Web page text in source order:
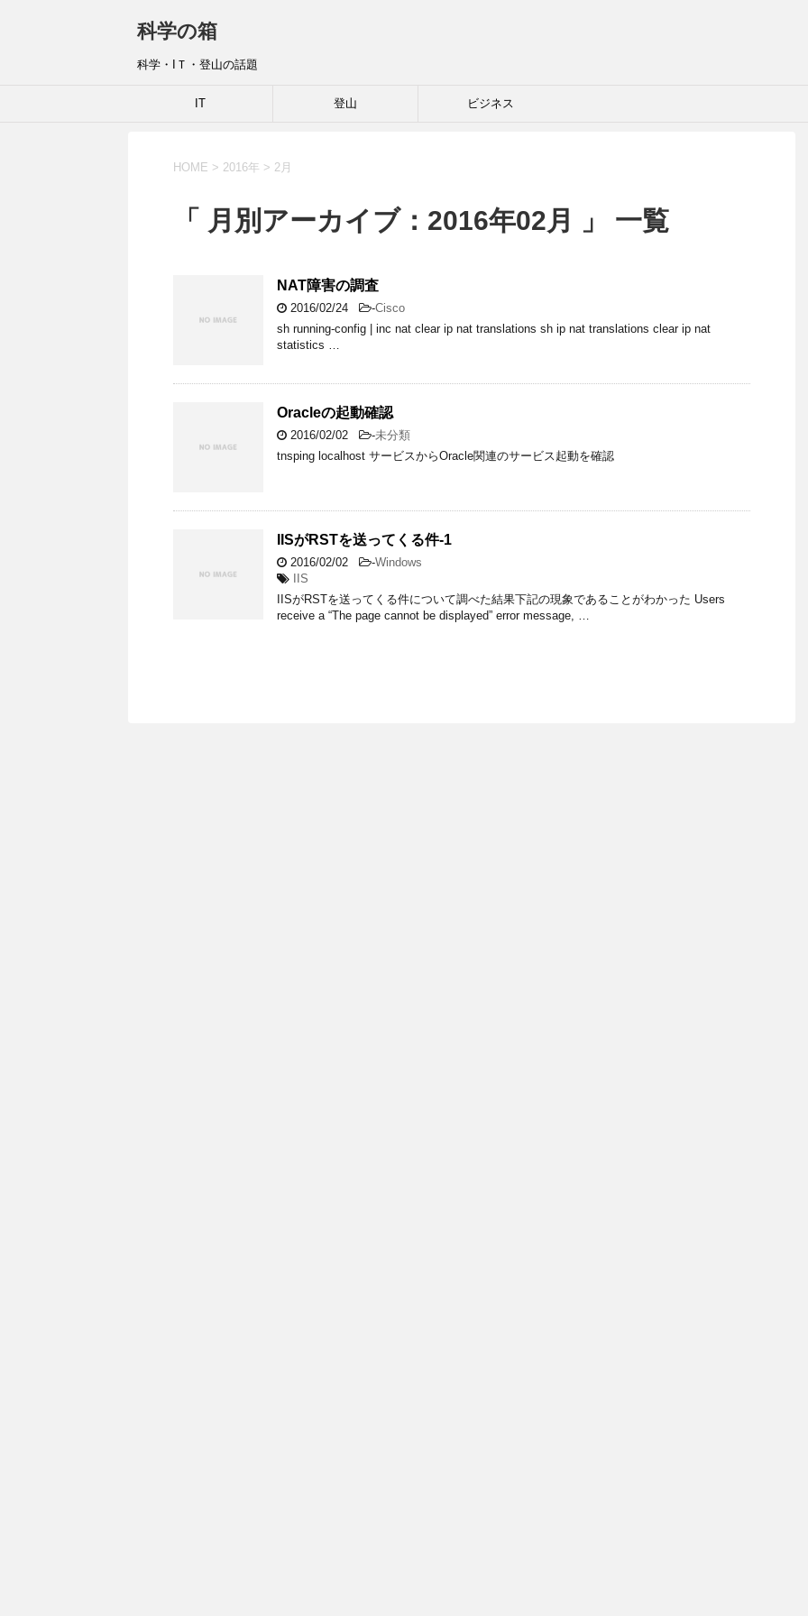
科学の箱
科学・IＴ・登山の話題
IT 登山 ビジネス
HOME > 2016年 > 2月
「 月別アーカイブ：2016年02月 」 一覧
NAT障害の調査
2016/02/24 -Cisco
sh running-config | inc nat clear ip nat translations sh ip nat translations clear ip nat
statistics …
Oracleの起動確認
2016/02/02 -未分類
tnsping localhost サービスからOracle関連のサービス起動を確認
IISがRSTを送ってくる件-1
2016/02/02 -Windows
IIS
IISがRSTを送ってくる件について調べた結果下記の現象であることがわかった Users
receive a “The page cannot be displayed” error message, …